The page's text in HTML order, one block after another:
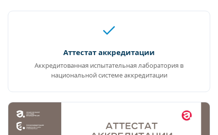
Аттестат аккредитации
Аккредитованная испытательная лаборатория в
национальной системе аккредитации